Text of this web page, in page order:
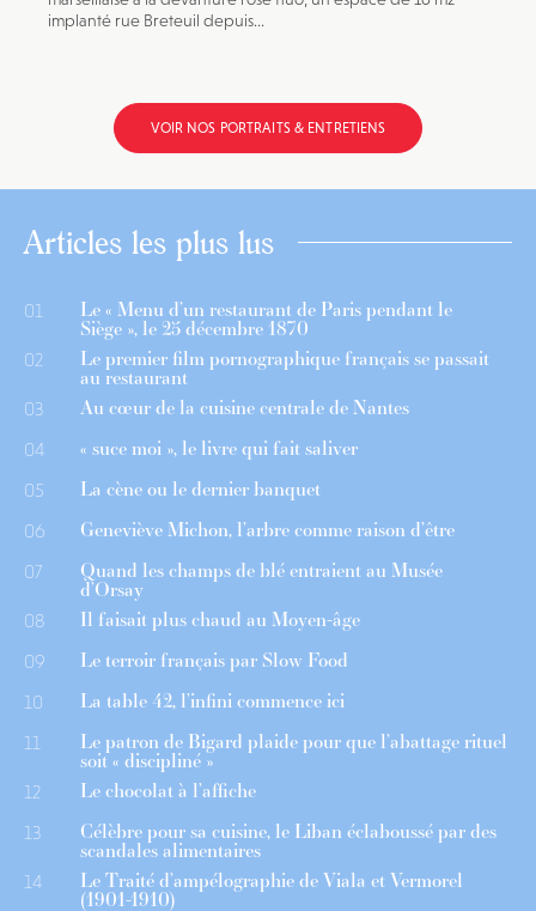
implanté rue Breteuil depuis...
VOIR NOS PORTRAITS & ENTRETIENS
Articles les plus lus
01 Le « Menu d’un restaurant de Paris pendant le
Siège », le 25 décembre 1870
02 Le premier film pornographique français se passait
au restaurant
03 Au cœur de la cuisine centrale de Nantes
04 « suce moi », le livre qui fait saliver
05 La cène ou le dernier banquet
06 Geneviève Michon, l’arbre comme raison d’être
07 Quand les champs de blé entraient au Musée
d’Orsay
08 Il faisait plus chaud au Moyen-âge
09 Le terroir français par Slow Food
10 La table 42, l’infini commence ici
11 Le patron de Bigard plaide pour que l’abattage rituel
soit « discipliné »
12 Le chocolat à l’affiche
13 Célèbre pour sa cuisine, le Liban éclaboussé par des
scandales alimentaires
14 Le Traité d’ampélographie de Viala et Vermorel
(1901-1910)